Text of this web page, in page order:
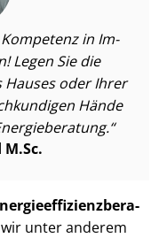
Kompetenz in Im­
Legen Sie die
oder Ihrer
Hände
unter anderem